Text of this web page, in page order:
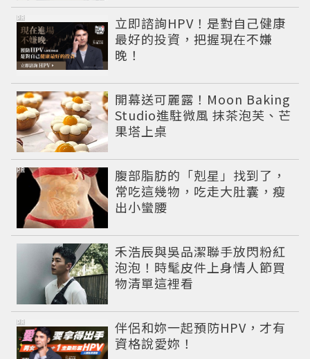
立即諮詢HPV！是對自己健康
最好的投資，把握現在不嫌
晚！
PR
開幕送可麗露！Moon Baking
Studio進駐微風 抹茶泡芙、芒
果塔上桌
腹部脂肪的「剋星」找到了，
常吃這幾物，吃走大肚囊，瘦
出小蠻腰
PR
禾浩辰與吳品潔聯手放閃粉紅
泡泡！時髦皮件上身情人節買
物清單這裡看
伴侶和妳一起預防HPV，才有
資格說愛妳！
PR